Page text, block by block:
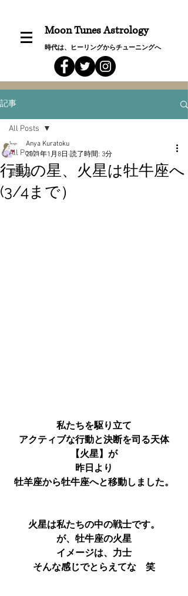
Moon Tunes Astrology
時代は、ヒーリングからチューニングへ
記事
All Posts
星詠み
All Posts
行動の星、火星は牡牛座へ
(3/4まで）
Anya Kuratoku
2021年1月8日 読了時間: 3分
私たちを駆り立て
アクティブな行動と決断を司る天体
【火星】 が
昨日より
牡羊座から牡牛座へと移動しました。
火星は私たちの中の戦士です。
が、牡牛座の火星
イメージは、力士
そんな感じでとらえてな　笑